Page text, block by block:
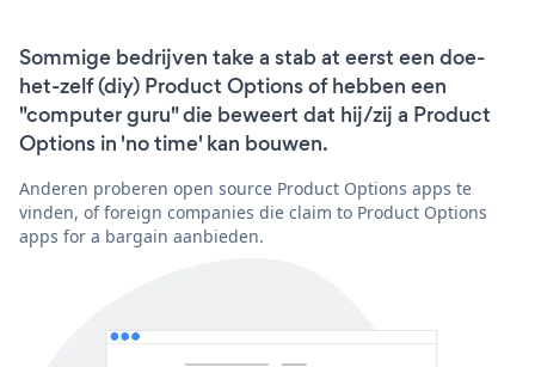
Sommige bedrijven take a stab at eerst een doe-
het-zelf (diy) Product Options of hebben een
"computer guru" die beweert dat hij/zij a Product
Options in 'no time' kan bouwen.
Anderen proberen open source Product Options apps te
vinden, of foreign companies die claim to Product Options
apps for a bargain aanbieden.